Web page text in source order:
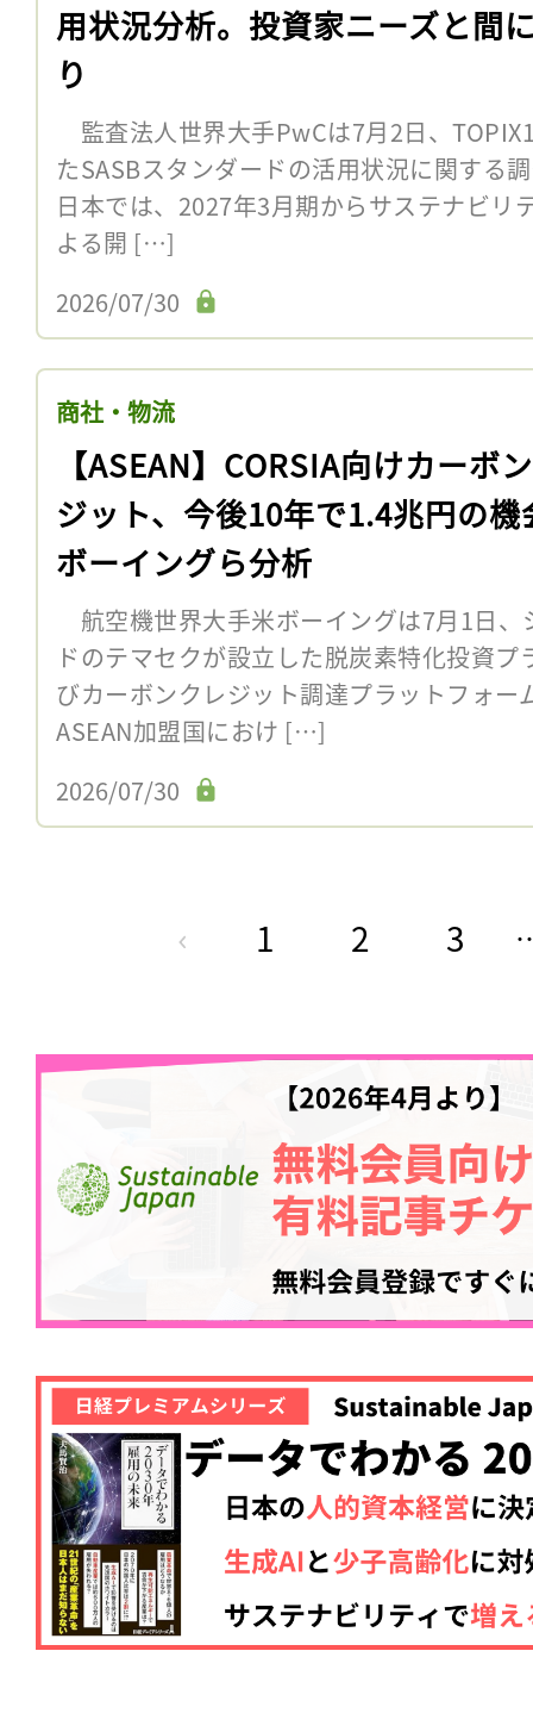
用状況分析。投資家ニーズと間
り
監査法人世界大手PwCは7月2日、
たSASBスタンダードの活用状況に関
日本では、2027年3月期からサステナビリ
よる開 […]
2026/07/30
商社・物流
【ASEAN】CORSIA向けカーボ
ジット、今後10年で1.4兆円の機
ボーイングら分析
航空機世界大手米ボーイングは7月1日、
ドのテマセクが設立した脱炭素特化投資
びカーボンクレジット調達プラットフォ
ASEAN加盟国におけ […]
2026/07/30
1 2 3